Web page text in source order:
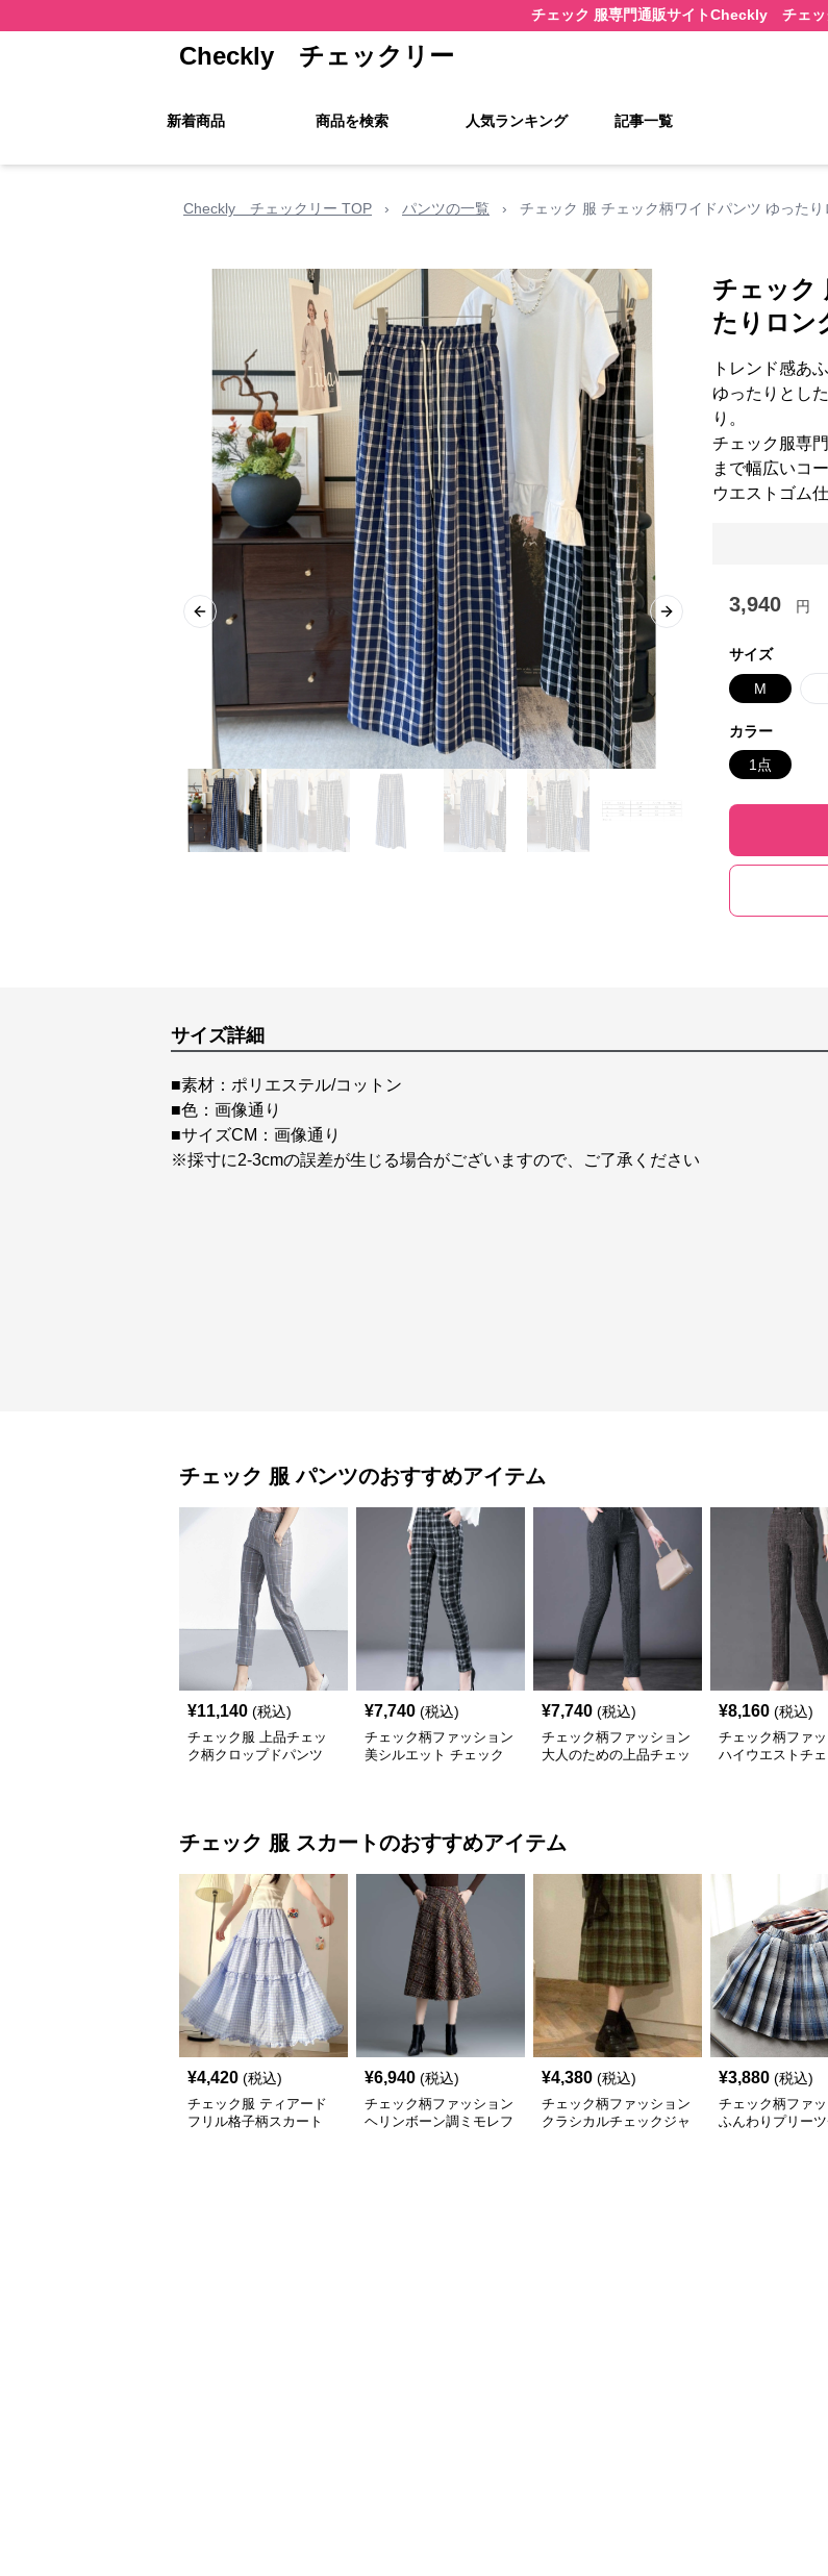
チェック 服専門通販サイトCheckly チェッ
Checkly チェックリー
新着商品 商品を検索 人気ランキング 記事一覧
Checkly チェックリー TOP › パンツの一覧 › チェック 服 チェック柄ワイドパンツ ゆった
Previous slide Next slide
チェック
たりロン
トレンド感あ
ゆったりとし
り。
チェック服専
まで幅広いコ
ウエストゴム
3,940 円
サイズ
M
カラー
1点
サイズ詳細
■素材：ポリエステル/コットン
■色：画像通り
■サイズCM：画像通り
※採寸に2-3cmの誤差が生じる場合がございますので、ご了承ください
チェック 服 パンツのおすすめアイテム
¥11,140 (税込)
チェック服 上品チェッ
ク柄クロップドパンツ
¥7,740 (税込)
チェック柄ファッション
美シルエット チェック
¥7,740 (税込)
チェック柄ファッション
大人のための上品チェッ
¥8,160 (税込)
チェック柄ファ
ハイウエストチ
チェック 服 スカートのおすすめアイテム
¥4,420 (税込)
チェック服 ティアード
フリル格子柄スカート
¥6,940 (税込)
チェック柄ファッション
ヘリンボーン調ミモレフ
¥4,380 (税込)
チェック柄ファッション
クラシカルチェックジャ
¥3,880 (税込)
チェック柄ファ
ふんわりプリー